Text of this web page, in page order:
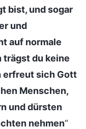
bist, und sogar
und
auf normale
trägst du keine
erfreut sich Gott
Menschen,
und dürsten
nehmen“